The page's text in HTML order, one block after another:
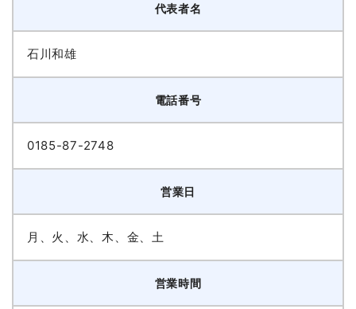
代表者名
石川和雄
電話番号
0185-87-2748
営業日
月、火、水、木、金、土
営業時間